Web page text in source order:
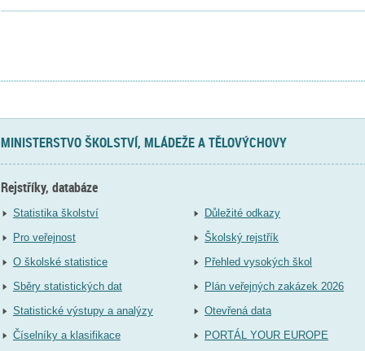
MINISTERSTVO ŠKOLSTVÍ, MLÁDEŽE A TĚLOVÝCHOVY
Rejstříky, databáze
Statistika školství
Pro veřejnost
O školské statistice
Sběry statistických dat
Statistické výstupy a analýzy
Číselníky a klasifikace
Důležité odkazy
Školský rejstřík
Přehled vysokých škol
Plán veřejných zakázek 2026
Otevřená data
PORTÁL YOUR EUROPE